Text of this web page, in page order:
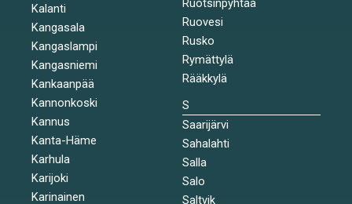
Kalanti
Kangasala
Kangaslampi
Kangasniemi
Kankaanpää
Kannonkoski
Kannus
Kanta-Häme
Karhula
Karijoki
Karinainen
Ruotsinpyhtää
Ruovesi
Rusko
Rymättylä
Rääkkylä
S
Saarijärvi
Sahalahti
Salla
Salo
Saltvik